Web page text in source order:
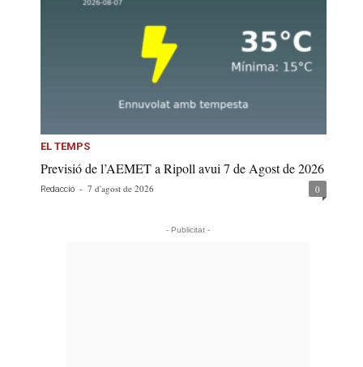
EL TEMPS
Previsió de l’AEMET a Ripoll avui 7 de Agost de 2026
Redacció - 7 d'agost de 2026 0
- Publicitat -